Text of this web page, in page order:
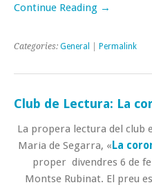
Continue Reading →
Categories: General Permalink
Club de Lectura: La
La propera lectura del club
Maria de Segarra, « La
proper divendres 6 de
Montse Rubinat. El preu